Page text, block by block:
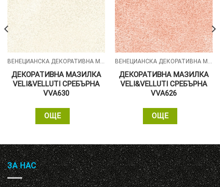
ДЕКОРАТИВНА МАЗИЛКА
VELI&VELLUTI СРЕБЪРНА
VVA630
ОЩЕ
ДЕКОРАТИВНА МАЗИЛКА
VELI&VELLUTI СРЕБЪРНА
VVA626
ОЩЕ
ЗА НАС